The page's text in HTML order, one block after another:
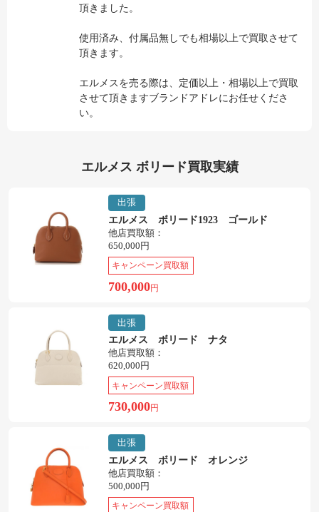
頂きました。
使用済み、付属品無しでも相場以上で買取させて
頂きます。
エルメスを売る際は、定価以上・相場以上で買取
させて頂きますブランドアドレにお任せくださ
い。
エルメス ボリード買取実績
出張
エルメス ボリード1923 ゴールド
他店買取額：
650,000円
キャンペーン買取額
700,000円
出張
エルメス ボリード ナタ
他店買取額：
620,000円
キャンペーン買取額
730,000円
出張
エルメス ボリード オレンジ
他店買取額：
500,000円
キャンペーン買取額